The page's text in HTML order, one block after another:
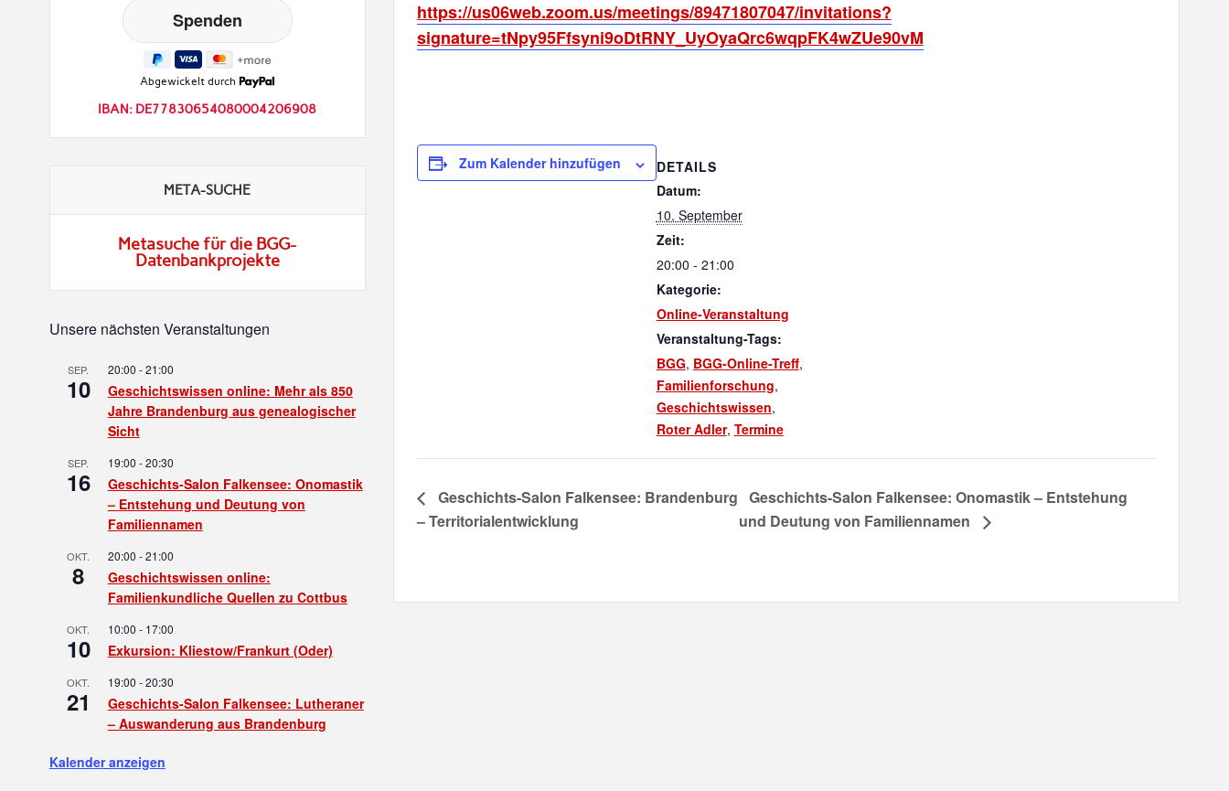
https://us06web.zoom.us/meetings/89471807047/invitations?
signature=tNpy95Ffsyni9oDtRNY_UyOyaQrc6wqpFK4wZUe90vM
Zum Kalender hinzufügen
DETAILS
Datum:
10. September
Zeit:
20:00 - 21:00
Kategorie:
Online-Veranstaltung
Veranstaltung-Tags:
BGG, BGG-Online-Treff,
Familienforschung,
Geschichtswissen,
Roter Adler, Termine
Geschichts-Salon Falkensee: Brandenburg
– Territorialentwicklung
Geschichts-Salon Falkensee: Onomastik – Entstehung
und Deutung von Familiennamen
Abgewickelt durch
IBAN: DE77830654080004206908
META-SUCHE
Metasuche für die BGG-
Datenbankprojekte
Unsere nächsten Veranstaltungen
SEP.
10
20:00 -21:00
Geschichtswissen online: Mehr als 850
Jahre Brandenburg aus genealogischer
Sicht
SEP.
16
19:00 -20:30
Geschichts-Salon Falkensee: Onomastik
– Entstehung und Deutung von
Familiennamen
OKT.
8
20:00 -21:00
Geschichtswissen online:
Familienkundliche Quellen zu Cottbus
OKT.
10
10:00 - 17:00
Exkursion: Kliestow/Frankurt (Oder)
OKT.
21
19:00 -20:30
Geschichts-Salon Falkensee: Lutheraner
– Auswanderung aus Brandenburg
Kalender anzeigen